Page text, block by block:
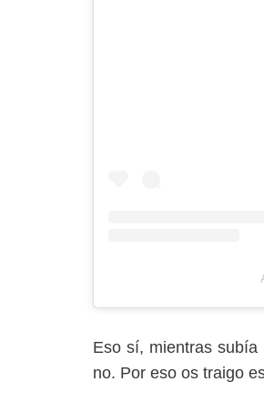
Eso sí, mientras subía
no. Por eso os traigo